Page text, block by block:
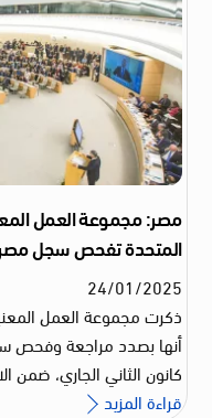
مصر: مجموعة العمل
المتحدة تفحص سجل مصر
24/01/2025
ذكرت مجموعة العمل
كانون الثاني الجاري،
قراءة المزيد